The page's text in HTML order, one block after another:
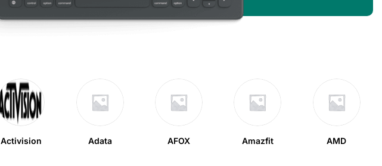
Activision Adata AFOX Amazfit AMD